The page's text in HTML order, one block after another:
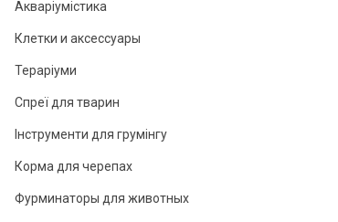
Акваріумістика
Клетки и аксессуары
Тераріуми
Спреї для тварин
Інструменти для грумінгу
Корма для черепах
Фурминаторы для животных